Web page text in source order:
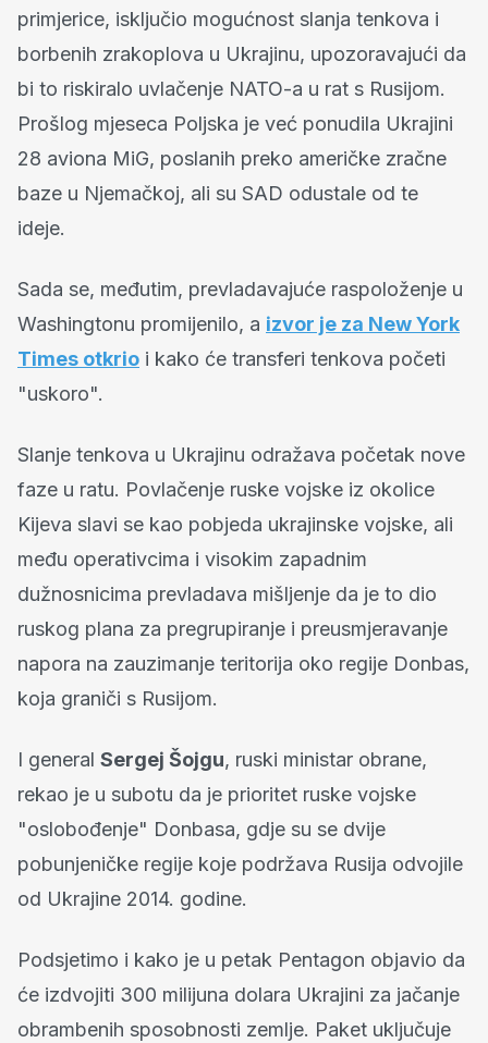
primjerice, isključio mogućnost slanja tenkova i
borbenih zrakoplova u Ukrajinu, upozoravajući da
bi to riskiralo uvlačenje NATO-a u rat s Rusijom.
Prošlog mjeseca Poljska je već ponudila Ukrajini
28 aviona MiG, poslanih preko američke zračne
baze u Njemačkoj, ali su SAD odustale od te
ideje.
Sada se, međutim, prevladavajuće raspoloženje u
Washingtonu promijenilo, a izvor je za New York
Times otkrio i kako će transferi tenkova početi
"uskoro".
Slanje tenkova u Ukrajinu odražava početak nove
faze u ratu. Povlačenje ruske vojske iz okolice
Kijeva slavi se kao pobjeda ukrajinske vojske, ali
među operativcima i visokim zapadnim
dužnosnicima prevladava mišljenje da je to dio
ruskog plana za pregrupiranje i preusmjeravanje
napora na zauzimanje teritorija oko regije Donbas,
koja graniči s Rusijom.
I general Sergej Šojgu, ruski ministar obrane,
rekao je u subotu da je prioritet ruske vojske
"oslobođenje" Donbasa, gdje su se dvije
pobunjeničke regije koje podržava Rusija odvojile
od Ukrajine 2014. godine.
Podsjetimo i kako je u petak Pentagon objavio da
će izdvojiti 300 milijuna dolara Ukrajini za jačanje
obrambenih sposobnosti zemlje. Paket uključuje